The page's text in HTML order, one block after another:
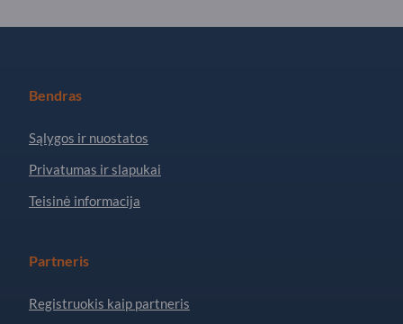
Bendras
Sąlygos ir nuostatos
Privatumas ir slapukai
Teisinė informacija
Partneris
Registruokis kaip partneris